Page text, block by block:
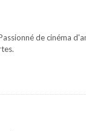
de cinéma